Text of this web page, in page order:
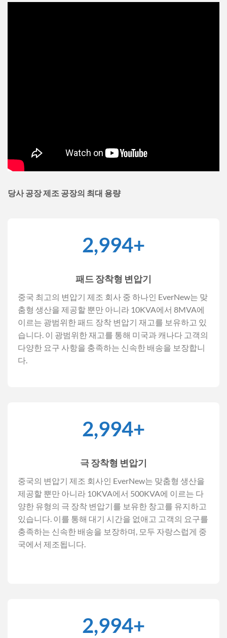
당사 공장 제조 공장의 최대 용량
3,000+
패드 장착형 변압기
중국 최고의 변압기 제조 회사 중 하나인 EverNew는 맞
춤형 생산을 제공할 뿐만 아니라 10KVA에서 8MVA에
이르는 광범위한 패드 장착 변압기 재고를 보유하고 있
습니다. 이 광범위한 재고를 통해 미국과 캐나다 고객의
다양한 요구 사항을 충족하는 신속한 배송을 보장합니
다.
3,000+
극 장착형 변압기
중국의 변압기 제조 회사인 EverNew는 맞춤형 생산을
제공할 뿐만 아니라 10KVA에서 500KVA에 이르는 다
양한 유형의 극 장착 변압기를 보유한 창고를 유지하고
있습니다. 이를 통해 대기 시간을 없애고 고객의 요구를
충족하는 신속한 배송을 보장하며, 모두 자랑스럽게 중
국에서 제조됩니다.
3,000+